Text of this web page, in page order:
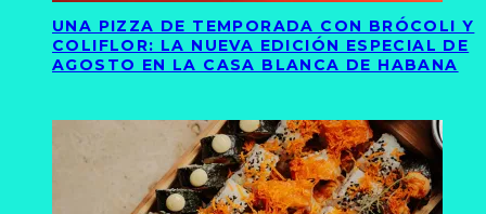
UNA PIZZA DE TEMPORADA CON BRÓCOLI Y
COLIFLOR: LA NUEVA EDICIÓN ESPECIAL DE
AGOSTO EN LA CASA BLANCA DE HABANA